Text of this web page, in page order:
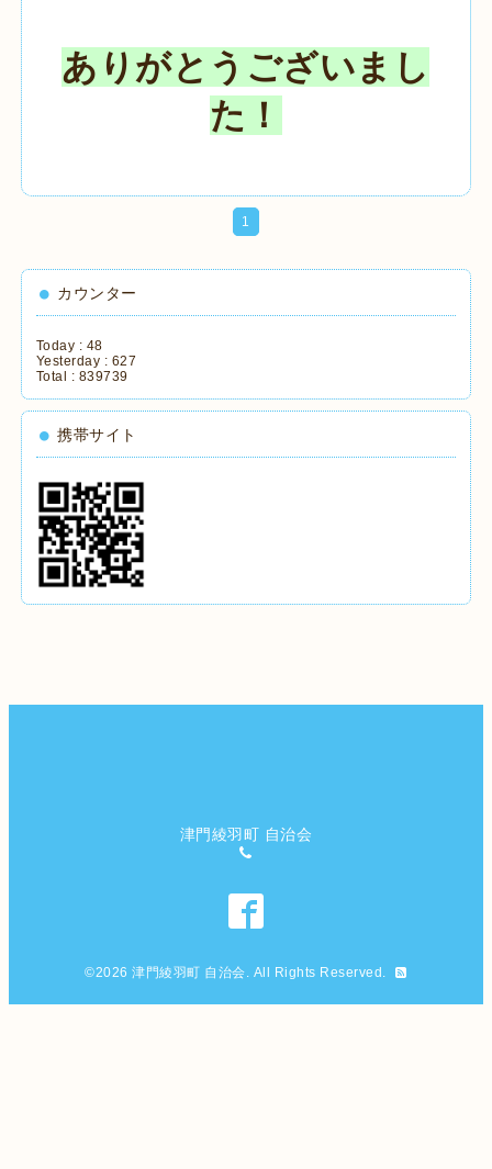
ありがとうございまし
た！
1
カウンター
Today : 48
Yesterday : 627
Total : 839739
携帯サイト
津門綾羽町 自治会
©2026津門綾羽町 自治会. All Rights Reserved.